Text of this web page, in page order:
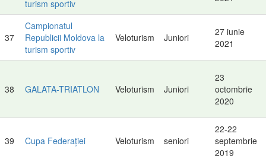
turism sportiv
37
Campionatul
Republicii Moldova la
turism sportiv
Veloturism Juniori
27 iunie
2021
38 GALATA-TRIATLON Veloturism Juniori
23
octombrie
2020
39 Cupa Federației Veloturism seniori
22-22
septembrie
2019